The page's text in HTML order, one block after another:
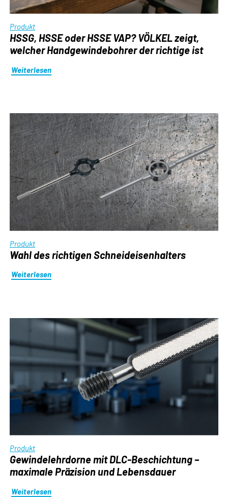
Produkt
HSSG, HSSE oder HSSE VAP? VÖLKEL zeigt,
welcher Handgewindebohrer der richtige ist
Weiterlesen
Produkt
Wahl des richtigen Schneideisenhalters
Weiterlesen
Produkt
Gewindelehrdorne mit DLC-Beschichtung –
maximale Präzision und Lebensdauer
Weiterlesen